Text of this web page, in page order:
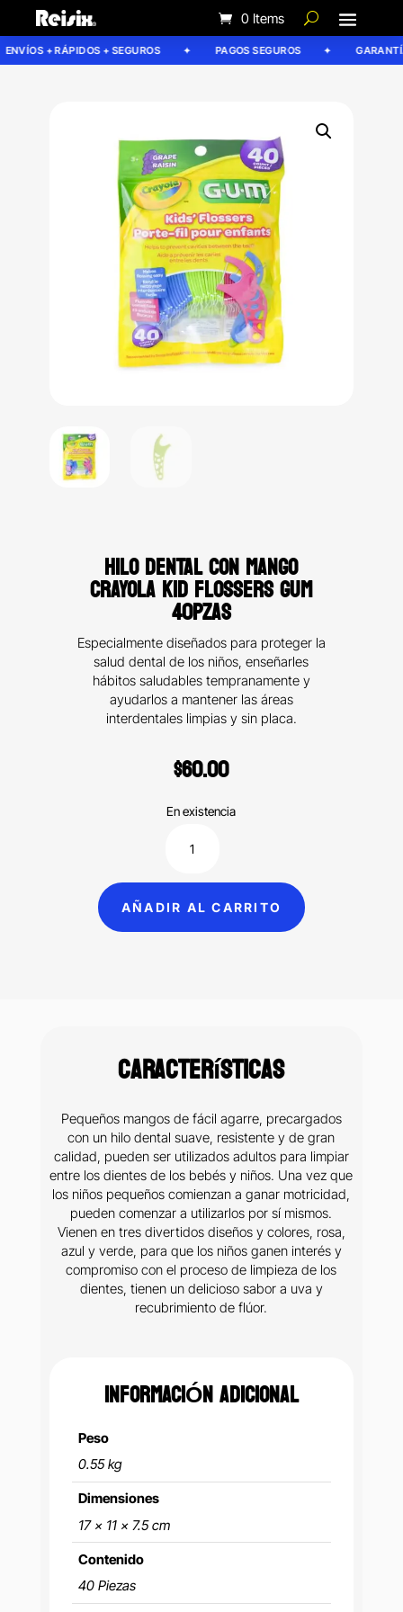
0 Items
+ RÁPIDOS + SEGUROS PAGOS SEGUROS GARANTÍA
HILO DENTAL CON MANGO
CRAYOLA KID FLOSSERS GUM
40PZAS
Especialmente diseñados para proteger la
salud dental de los niños, enseñarles
hábitos saludables tempranamente y
ayudarlos a mantener las áreas
interdentales limpias y sin placa.
$60.00
En existencia
Con
Mango
Crayola
cantidad
AÑADIR AL CARRITO
Características
Pequeños mangos de fácil agarre, precargados
con un hilo dental suave, resistente y de gran
calidad, pueden ser utilizados adultos para limpiar
entre los dientes de los bebés y niños. Una vez que
los niños pequeños comienzan a ganar motricidad,
pueden comenzar a utilizarlos por sí mismos.
Vienen en tres divertidos diseños y colores, rosa,
azul y verde, para que los niños ganen interés y
compromiso con el proceso de limpieza de los
dientes, tienen un delicioso sabor a uva y
recubrimiento de flúor.
INFORMACIÓN ADICIONAL
Peso
0.55 kg
Dimensiones
17 × 11 × 7.5 cm
Contenido
40 Piezas